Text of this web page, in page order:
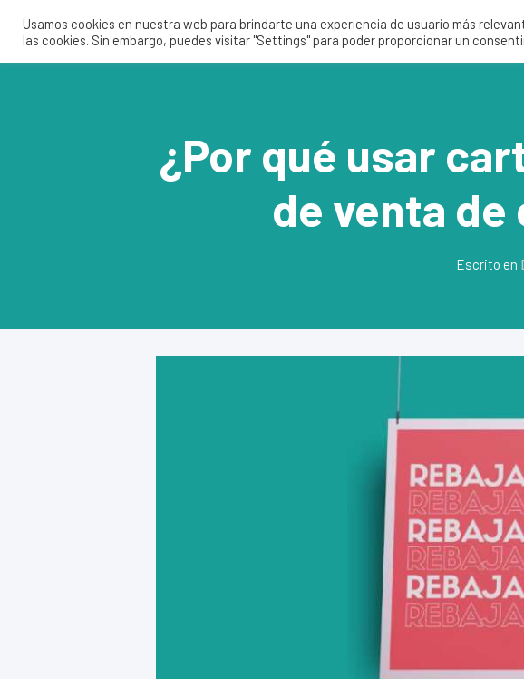
¿Por qué usar
de venta
Escrito en
Usamos cookies en nuestra web para brindarte una experiencia de usuario más
las cookies. Sin embargo, puedes visitar "Settings" para poder proporcionar un